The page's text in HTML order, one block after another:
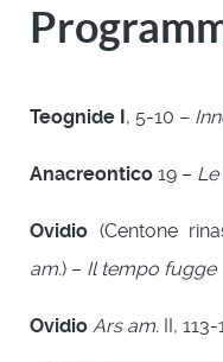
Teognide I, 5-10 –
Anacreontico 19 –
Ovidio (Centone
am.) – Il tempo fugge
Ovidio Ars am. II, 113-